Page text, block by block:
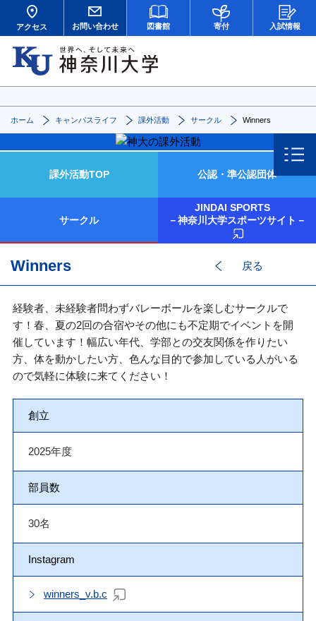
アクセス お問い合わせ 図書館 寄付 入試情報
ホーム キャンパスライフ 課外活動 サークル Winners
課外活動TOP 公認・準公認団体
サークル
JINDAI SPORTS
－神奈川大学スポーツサイト－
Winners 戻る
経験者、未経験者問わずバレーボールを楽しむサークルで
す！春、夏の2回の合宿やその他にも不定期でイベントを開
催しています！幅広い年代、学部との交友関係を作りたい
方、体を動かしたい方、色んな目的で参加している人がいる
ので気軽に体験に来てください！
創立
2025年度
部員数
30名
Instagram
winners_v.b.c